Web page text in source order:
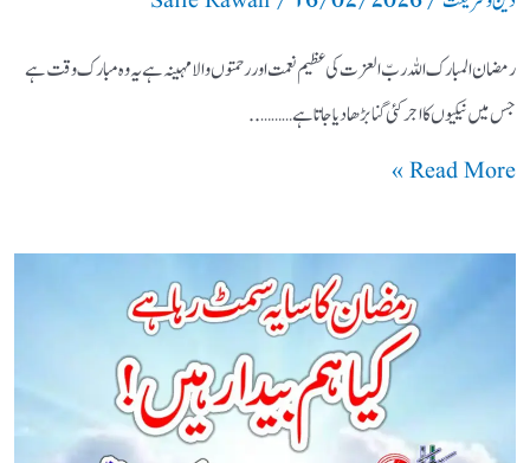
رمضان المبارک اللہ ربّ العزت کی عظیم نعمت اور رحمتوں والا مہینہ ہے یہ وہ مبارک وقت ہے
جس میں نیکیوں کا اجر کئی گنا بڑھا دیا جاتا ہے………..
Read More »